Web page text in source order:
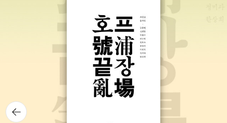
뒤로가
기